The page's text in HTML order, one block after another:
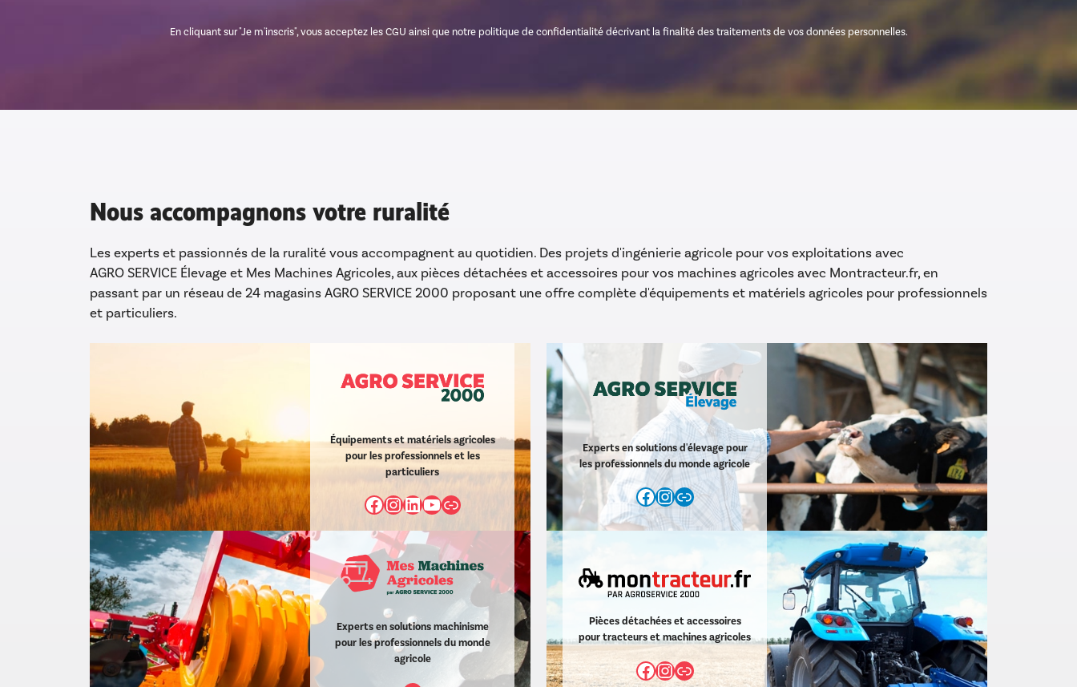
En cliquant sur "Je m'inscris", vous acceptez les CGU ainsi que notre politique de confidentialité décrivant la finalité des traitements de vos données personnelles.
Nous accompagnons votre ruralité
Les experts et passionnés de la ruralité vous accompagnent au quotidien. Des projets d'ingénierie agricole pour vos exploitations avec
AGRO SERVICE Élevage et Mes Machines Agricoles, aux pièces détachées et accessoires pour vos machines agricoles avec Montracteur.fr, en
passant par un réseau de 24 magasins AGRO SERVICE 2000 proposant une offre complète d'équipements et matériels agricoles pour professionnels
et particuliers.
Équipements et matériels agricoles
pour les professionnels et les
particuliers
Facebook
Instagram
LinkedIn
YouTube
https://www.agroservice2000.com/
Experts en solutions d'élevage pour
les professionnels du monde agricole
Facebook
Instagram
https://www.agroservice2000.com/d/agro-service-elevage-11.html
Experts en solutions machinisme
pour les professionnels du monde
agricole
Pièces détachées et accessoires
pour tracteurs et machines agricoles
Facebook
Instagram
Lien